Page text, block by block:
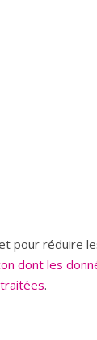
pour réduire
dont les
.